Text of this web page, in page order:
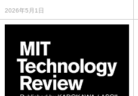
2026年5月1日